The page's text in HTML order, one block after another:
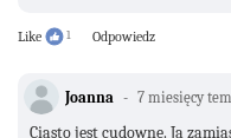
Like 1 Odpowiedz
Joanna 7 miesięcy
Ciasto jest cudowne. Ja